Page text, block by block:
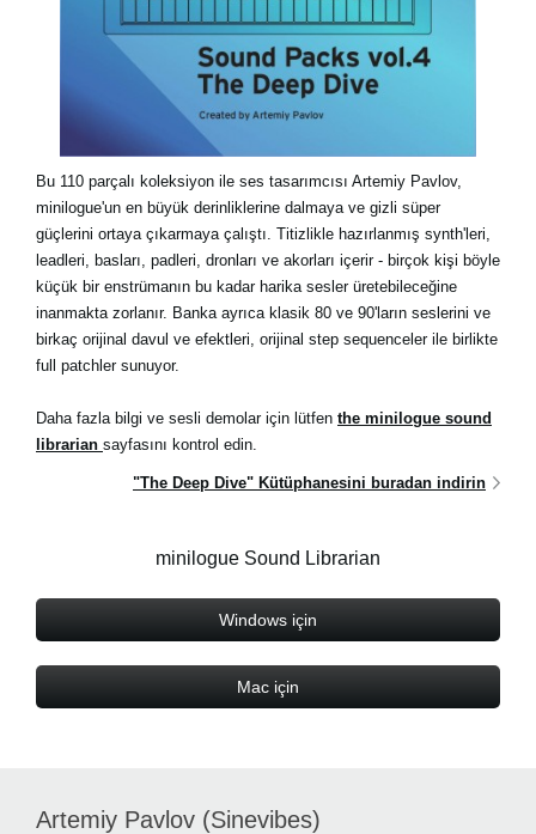
Bu 110 parçalı koleksiyon ile ses tasarımcısı Artemiy Pavlov,
minilogue'un en büyük derinliklerine dalmaya ve gizli süper
güçlerini ortaya çıkarmaya çalıştı. Titizlikle hazırlanmış synth'leri,
leadleri, basları, padleri, dronları ve akorları içerir - birçok kişi böyle
küçük bir enstrümanın bu kadar harika sesler üretebileceğine
inanmakta zorlanır. Banka ayrıca klasik 80 ve 90'ların seslerini ve
birkaç orijinal davul ve efektleri, orijinal step sequenceler ile birlikte
full patchler sunuyor.
Daha fazla bilgi ve sesli demolar için lütfen the minilogue sound
librarian sayfasını kontrol edin.
"The Deep Dive" Kütüphanesini buradan indirin
minilogue Sound Librarian
Windows için
Mac için
Artemiy Pavlov (Sinevibes)